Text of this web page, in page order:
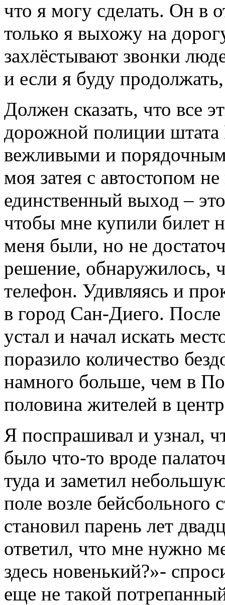
что я могу сделать. Он в
только я выхожу на
захлёстывают звонки
и если я буду
Должен сказать, что все
дорожной полиции
вежливыми и
моя затея с автостопом
единственный выход –
чтобы мне купили билет
меня были, но не
решение, обнаружилось,
телефон. Удивляясь и
в город Сан-Диего. После
устал и начал искать
поразило количество
намного больше, чем в
половина жителей в
Я поспрашивал и узнал,
было что-то вроде
туда и заметил
поле возле
становил парень лет
ответил, что мне нужно
здесь новенький?»-
еще не такой